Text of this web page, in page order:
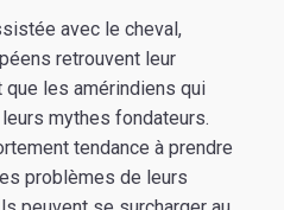
avec le cheval,
retrouvent leur
que les amérindiens qui
mythes fondateurs.
tendance à prendre
problèmes de leurs